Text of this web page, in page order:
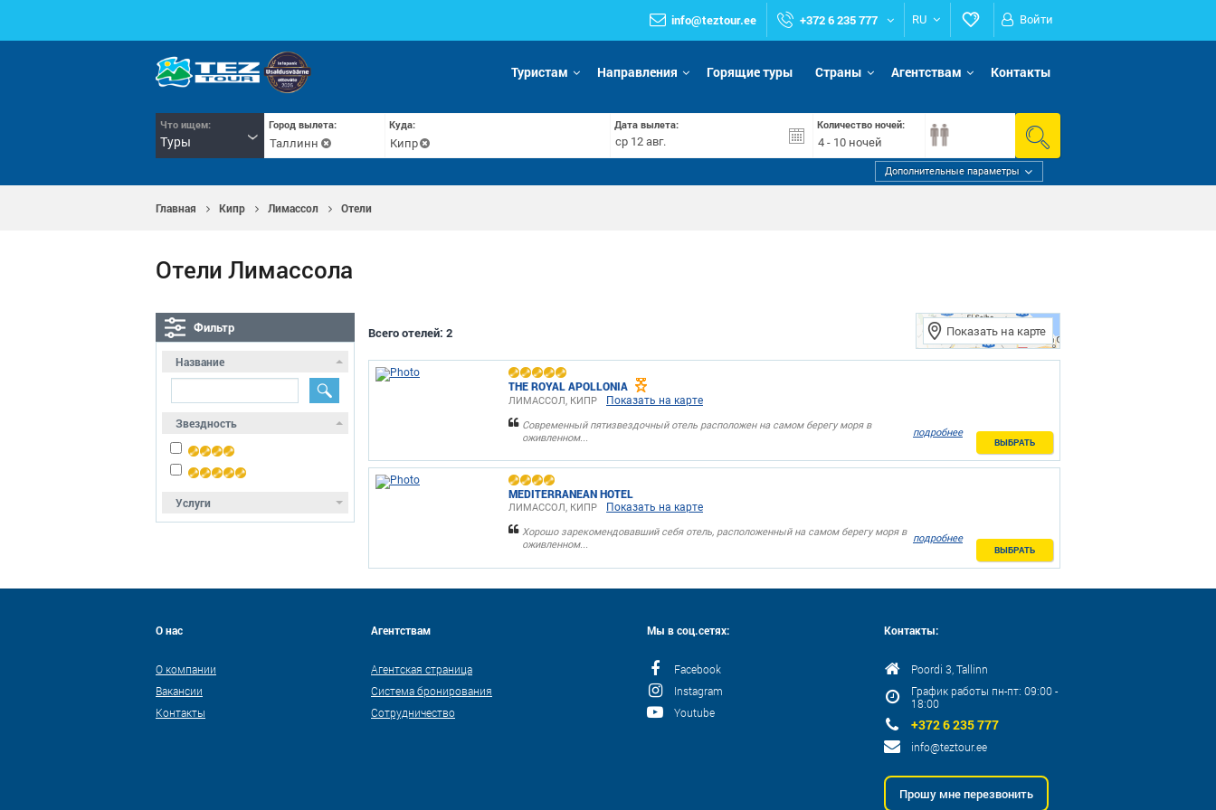
info@teztour.ee +372 6 235 777 RU Войти
Туристам Направления Горящие туры Страны Агентствам Контакты
Что ищем:
Туры
Город вылета:
Таллинн
Куда:
Кипр
Дата вылета:
Количество ночей:
4 - 10 ночей
Дополнительные параметры
Главная Кипр Лимассол Отели
Отели Лимассолa
Фильтр
Название
Звездность
Услуги
Всего отелей: 2 Показать на карте
THE ROYAL APOLLONIA
ЛИМАССОЛ, КИПР Показать на карте
Современный пятизвездочный отель расположен на самом берегу моря в
оживленном...
подробнее
ВЫБРАТЬ
MEDITERRANEAN HOTEL
ЛИМАССОЛ, КИПР Показать на карте
Хорошо зарекомендовавший себя отель, расположенный на самом берегу моря в
оживленном...
подробнее
ВЫБРАТЬ
О нас
О компании
Вакансии
Контакты
Агентствам
Агентская страница
Система бронирования
Сотрудничество
Мы в соц.сетях:
Facebook
Instagram
Youtube
Контакты:
Poordi 3, Tallinn
График работы пн-пт: 09:00 -
18:00
+372 6 235 777
info@teztour.ee
Прошу мне перезвонить